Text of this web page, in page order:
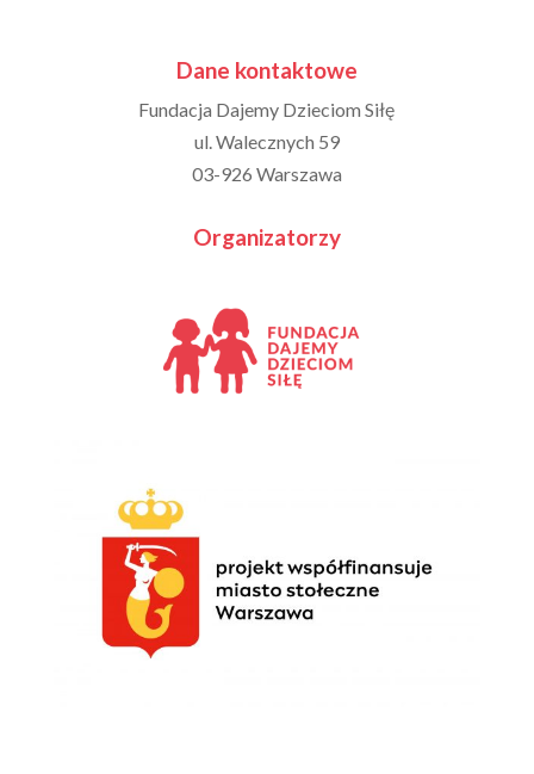
Dane kontaktowe
Fundacja Dajemy Dzieciom Siłę
ul. Walecznych 59
03-926 Warszawa
Organizatorzy